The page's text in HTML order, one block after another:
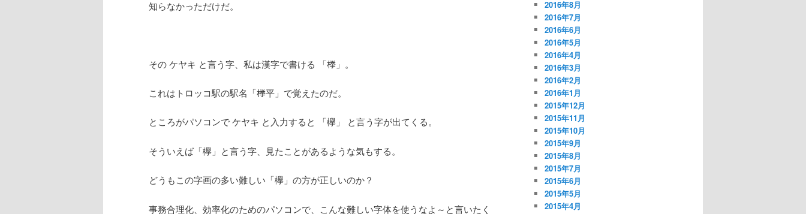
知らなかっただけだ。
その ケヤキ と言う字、私は漢字で書ける 「﨔」。
これはトロッコ駅の駅名「﨔平」で覚えたのだ。
ところがパソコンで ケヤキ と入力すると 「欅」 と言う字が出てくる。
そういえば「欅」と言う字、見たことがあるような気もする。
どうもこの字画の多い難しい「欅」の方が正しいのか？
事務合理化、効率化のためのパソコンで、こんな難しい字体を使うなよ～と言いたく
2016年8月
2016年7月
2016年6月
2016年5月
2016年4月
2016年3月
2016年2月
2016年1月
2015年12月
2015年11月
2015年10月
2015年9月
2015年8月
2015年7月
2015年6月
2015年5月
2015年4月